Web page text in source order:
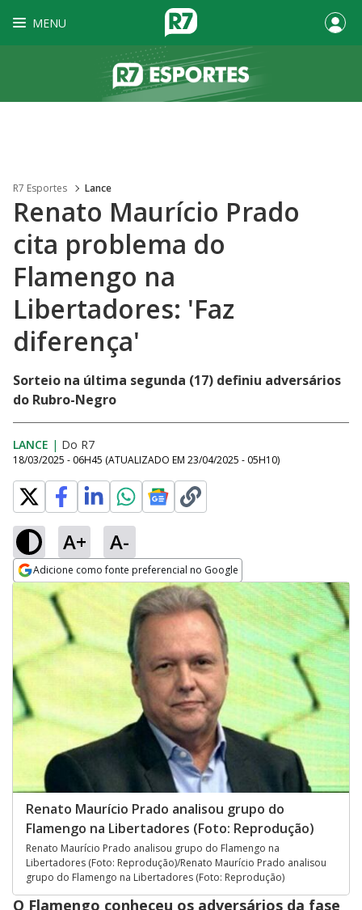
MENU
R7 Esportes Lance
Renato Maurício Prado
cita problema do
Flamengo na
Libertadores: 'Faz
diferença'
Sorteio na última segunda (17) definiu adversários
do Rubro-Negro
LANCE | Do R7
18/03/2025 - 06H45 (ATUALIZADO EM 23/04/2025 - 05H10)
A+ A-
Adicione como fonte preferencial no Google
Opens in new window
Renato Maurício Prado analisou grupo do
Flamengo na Libertadores (Foto: Reprodução)
Renato Maurício Prado analisou grupo do Flamengo na
Libertadores (Foto: Reprodução)/Renato Maurício Prado analisou
grupo do Flamengo na Libertadores (Foto: Reprodução)
O Flamengo conheceu os adversários da fase